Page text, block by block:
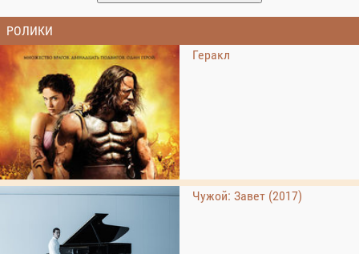
РОЛИКИ
Геракл
Чужой: Завет (2017)